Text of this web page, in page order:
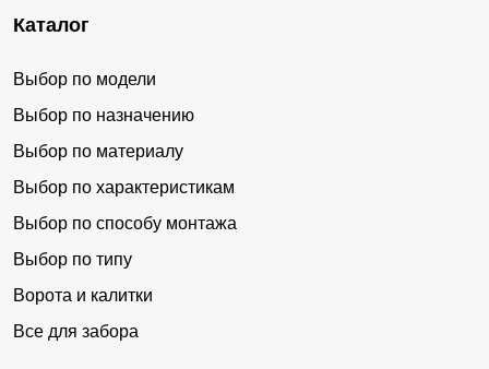
Каталог
Выбор по модели
Выбор по назначению
Выбор по материалу
Выбор по характеристикам
Выбор по способу монтажа
Выбор по типу
Ворота и калитки
Все для забора